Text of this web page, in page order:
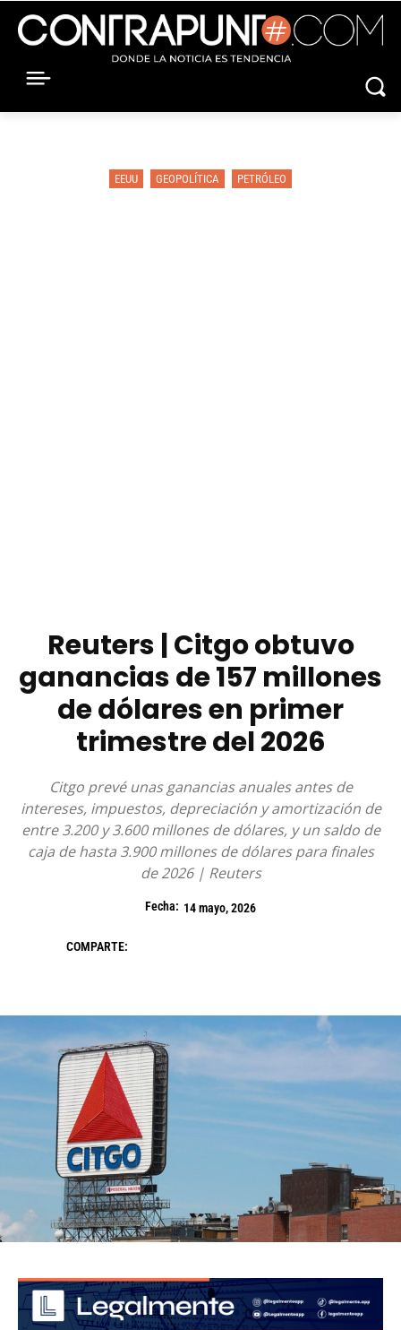
EEUU GEOPOLÍTICA PETRÓLEO
Reuters | Citgo obtuvo
ganancias de 157 millones
de dólares en primer
trimestre del 2026
Citgo prevé unas ganancias anuales antes de
intereses, impuestos, depreciación y amortización de
entre 3.200 y 3.600 millones de dólares, y un saldo de
caja de hasta 3.900 millones de dólares para finales
de 2026 | Reuters
Fecha: 14 mayo, 2026
COMPARTE: